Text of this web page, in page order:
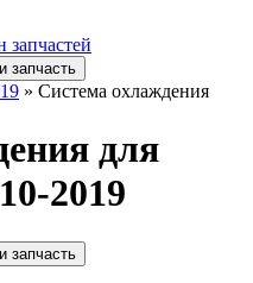
запчастей
» Система охлаждения
для
2019